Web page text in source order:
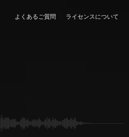
よくあるご質問 ライセンスについて